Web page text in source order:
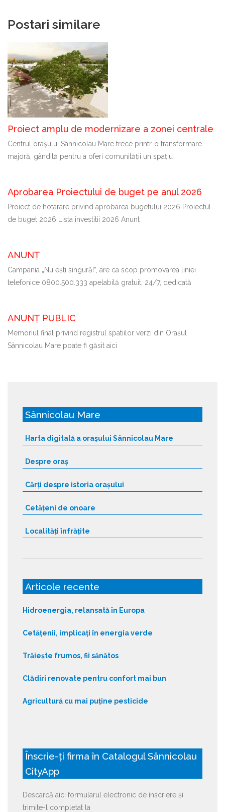
Postari similare
Proiect amplu de modernizare a zonei centrale
Centrul orașului Sânnicolau Mare trece printr-o transformare
majoră, gândită pentru a oferi comunității un spațiu
Aprobarea Proiectului de buget pe anul 2026
Proiect de hotarare privind aprobarea bugetului 2026 Proiectul
de buget 2026 Lista investitii 2026 Anunt
ANUNȚ
Campania „Nu ești singură!”, are ca scop promovarea liniei
telefonice 0800.500.333 apelabilă gratuit, 24/7, dedicată
ANUNȚ PUBLIC
Memoriul final privind registrul spatiilor verzi din Orașul
Sânnicolau Mare poate fi găsit aici
Sânnicolau Mare
Harta digitală a orașului Sânnicolau Mare
Despre oraș
Cărți despre istoria orașului
Cetățeni de onoare
Localități înfrățite
Articole recente
Hidroenergia, relansată în Europa
Cetățenii, implicați în energia verde
Trăiește frumos, fii sănătos
Clădiri renovate pentru confort mai bun
Agricultură cu mai puține pesticide
Înscrie-ți firma în Catalogul Sânnicolau
CityApp
Descarcă aici formularul electronic de înscriere și
trimite-l completat la